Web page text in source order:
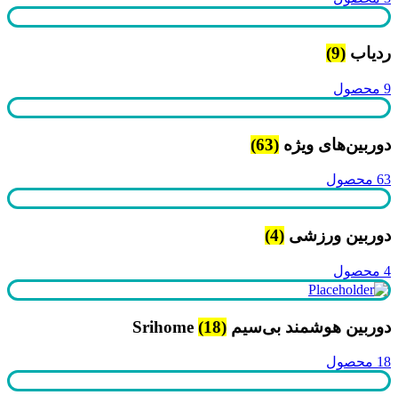
ردیاب (9)
9 محصول
دوربین‌های ویژه (63)
63 محصول
دوربین ورزشی (4)
4 محصول
دوربین هوشمند بی‌سیم Srihome (18)
18 محصول